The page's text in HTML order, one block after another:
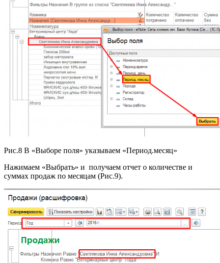
Рис.8 В «Выборе поля» указываем «Период.месяц»
Нажимаем «Выбрать» и получаем отчет о количестве и
суммах продаж по месяцам (Рис.9).